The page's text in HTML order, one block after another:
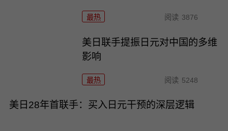
最热 阅读 3876
美日联手提振日元对中国的多维
影响
最热 阅读 5248
美日28年首联手：买入日元干预的深层逻辑